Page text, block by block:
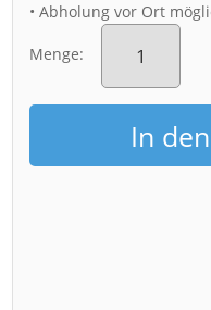
• Abholung vor Ort
Menge:
Fotoabzug
(00281)
Dresden
Menge
In